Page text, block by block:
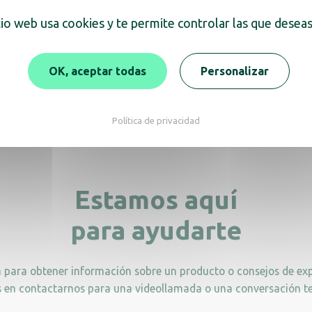
para champán
Charme
Soporte para bloc
Adesign
Estamos aquí
para ayudarte
para obtener información sobre un producto o consejos de
en contactarnos para una videollamada o una conversación
web usa cookies y te permite controlar las que
OK, aceptar todas Personalizar
Política de privacidad